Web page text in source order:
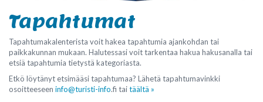
Tapahtumat
Tapahtumakalenterista voit hakea tapahtumia ajankohdan tai
paikkakunnan mukaan. Halutessasi voit tarkentaa hakua hakusanalla tai
etsiä tapahtumia tietystä kategoriasta.
Etkö löytänyt etsimääsi tapahtumaa? Lähetä tapahtumavinkki
osoitteeseen info@turisti-info.fi taitäältä »